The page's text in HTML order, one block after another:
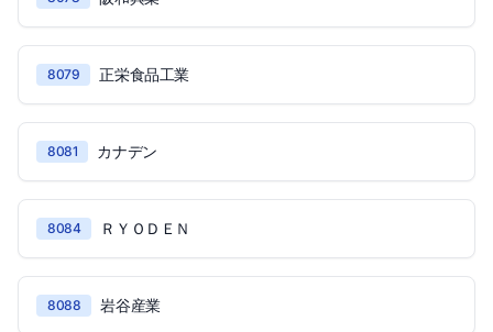
8079 正栄食品工業
8081 カナデン
8084 ＲＹＯＤＥＮ
8088 岩谷産業